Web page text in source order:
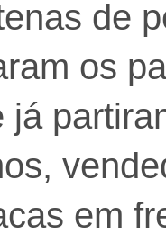
de
os
já
em